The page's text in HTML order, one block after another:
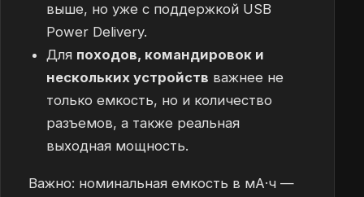
выше, но уже с поддержкой USB
Power Delivery.
Для походов, командировок и
нескольких устройств важнее не
только емкость, но и количество
разъемов, а также реальная
выходная мощность.
Важно: номинальная емкость в мА·ч —